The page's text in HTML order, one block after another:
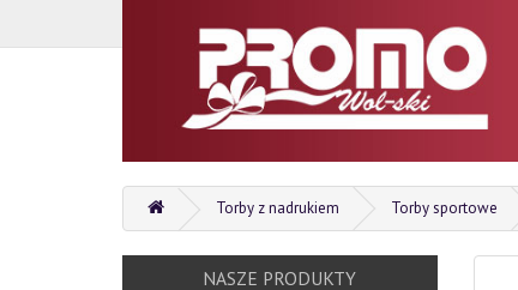
Torby z nadrukiem Torby sportowe